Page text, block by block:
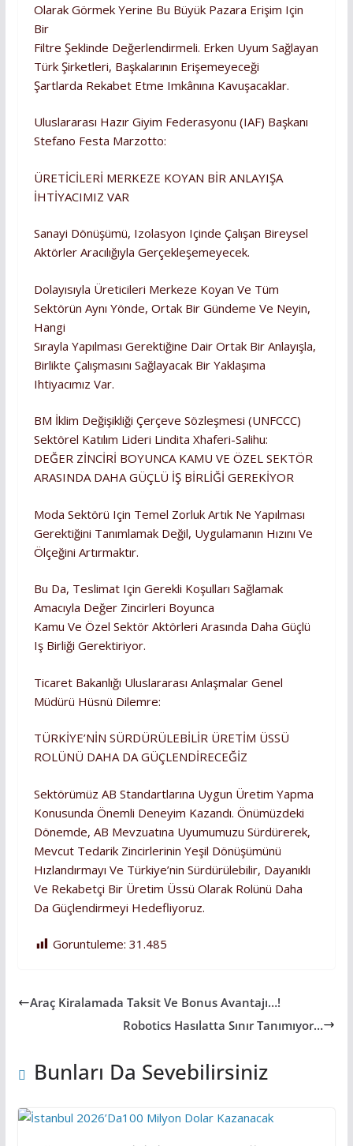
Olarak Görmek Yerine Bu Büyük Pazara Erişim Için
Bir
Filtre Şeklinde Değerlendirmeli. Erken Uyum Sağlayan
Türk Şirketleri, Başkalarının Erişemeyeceği
Şartlarda Rekabet Etme Imkânına Kavuşacaklar.
Uluslararası Hazır Giyim Federasyonu (IAF) Başkanı
Stefano Festa Marzotto:
ÜRETİCİLERİ MERKEZE KOYAN BİR ANLAYIŞA
İHTİYACIMIZ VAR
Sanayi Dönüşümü, Izolasyon Içinde Çalışan Bireysel
Aktörler Aracılığıyla Gerçekleşemeyecek.
Dolayısıyla Üreticileri Merkeze Koyan Ve Tüm
Sektörün Aynı Yönde, Ortak Bir Gündeme Ve Neyin,
Hangi
Sırayla Yapılması Gerektiğine Dair Ortak Bir Anlayışla,
Birlikte Çalışmasını Sağlayacak Bir Yaklaşıma
Ihtiyacımız Var.
BM İklim Değişikliği Çerçeve Sözleşmesi (UNFCCC)
Sektörel Katılım Lideri Lindita Xhaferi-Salihu:
DEĞER ZİNCİRİ BOYUNCA KAMU VE ÖZEL SEKTÖR
ARASINDA DAHA GÜÇLÜ İŞ BİRLİĞİ GEREKİYOR
Moda Sektörü Için Temel Zorluk Artık Ne Yapılması
Gerektiğini Tanımlamak Değil, Uygulamanın Hızını Ve
Ölçeğini Artırmaktır.
Bu Da, Teslimat Için Gerekli Koşulları Sağlamak
Amacıyla Değer Zincirleri Boyunca
Kamu Ve Özel Sektör Aktörleri Arasında Daha Güçlü
Iş Birliği Gerektiriyor.
Ticaret Bakanlığı Uluslararası Anlaşmalar Genel
Müdürü Hüsnü Dilemre:
TÜRKİYE’NİN SÜRDÜRÜLEBİLİR ÜRETİM ÜSSÜ
ROLÜNÜ DAHA DA GÜÇLENDİRECEĞİZ
Sektörümüz AB Standartlarına Uygun Üretim Yapma
Konusunda Önemli Deneyim Kazandı. Önümüzdeki
Dönemde, AB Mevzuatına Uyumumuzu Sürdürerek,
Mevcut Tedarik Zincirlerinin Yeşil Dönüşümünü
Hızlandırmayı Ve Türkiye’nin Sürdürülebilir, Dayanıklı
Ve Rekabetçi Bir Üretim Üssü Olarak Rolünü Daha
Da Güçlendirmeyi Hedefliyoruz.
Goruntuleme: 31.485
Araç Kiralamada Taksit Ve Bonus Avantajı…!
Robotics Hasılatta Sınır Tanımıyor…
Bunları Da Sevebilirsiniz